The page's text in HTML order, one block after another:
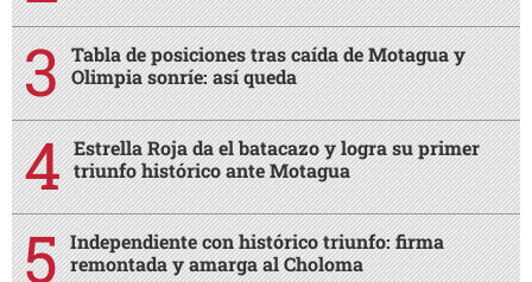
Tabla de posiciones tras caída de Motagua y
Olimpia sonríe: así queda
Estrella Roja da el batacazo y logra su primer
triunfo histórico ante Motagua
Independiente con histórico triunfo: firma
remontada y amarga al Choloma